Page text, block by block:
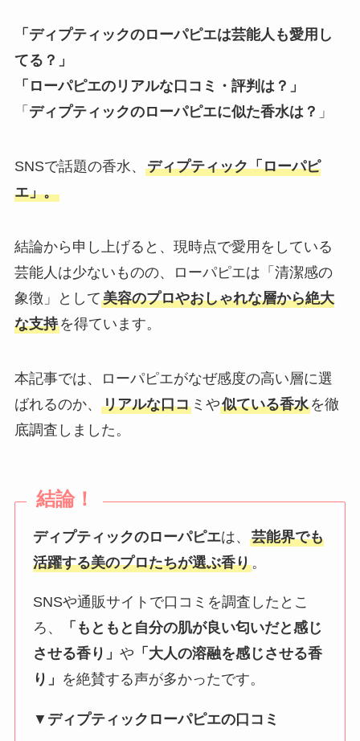
「ディプティックのローパピエは芸能人も愛用し
てる？」
「ローパピエのリアルな口コミ・評判は？」
「 ディプティックのローパピエに似た香水は？ 」
SNSで話題の香水、 ディプティック「ローパピ
エ」。
結論から申し上げると、現時点で愛用をしている
芸能人は少ないものの、ローパピエは「清潔感の
象徴」として美容のプロやおしゃれな層から絶大
な支持を得ています。
本記事では、ローパピエがなぜ感度の高い層に選
ばれるのか、 リアルな口コミや似ている香水を徹
底調査しました。
結論！
ディプティックのローパピエは、芸能界でも
活躍する美のプロたちが選ぶ香り。
SNSや通販サイトで口コミを調査したとこ
ろ、
「もともと自分の肌が良い匂いだと感じ
させる香り」や 「大人の溶融を感じさせる香
り」 を絶賛する声が多かったです。
▼ ディプティックローパピエの口コミ